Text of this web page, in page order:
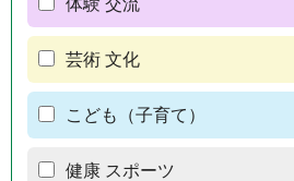
体験 交流
芸術 文化
こども（子育て）
健康 スポーツ